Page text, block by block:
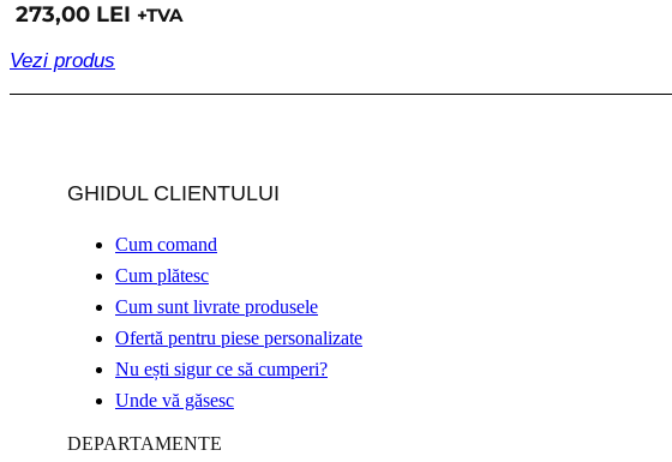
273,00 LEI +TVA
Vezi produs
GHIDUL CLIENTULUI
Cum comand
Cum plătesc
Cum sunt livrate produsele
Ofertă pentru piese personalizate
Nu ești sigur ce să cumperi?
Unde vă găsesc
DEPARTAMENTE